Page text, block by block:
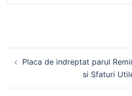
în Placa de indreptat parul
si Sfaturi